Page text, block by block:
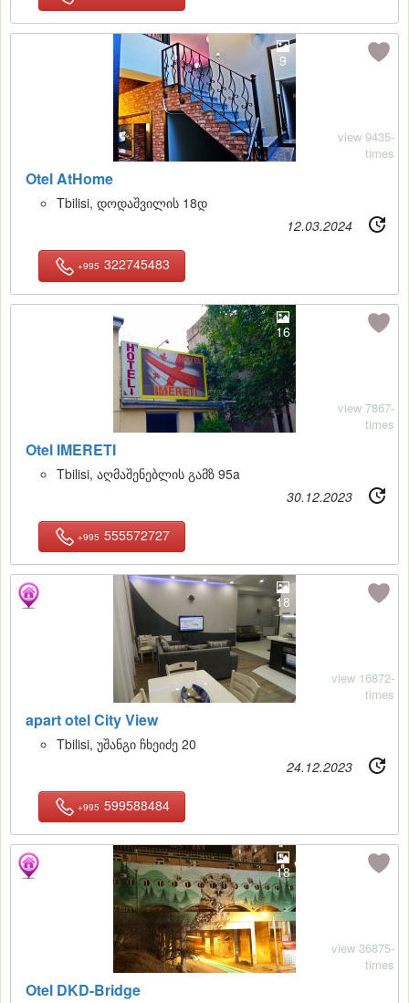
9
Otel AtHome
view 9435-
times
Tbilisi, დოდაშვილის 18დ
12.03.2024
+995 322745483
16
Otel IMERETI
view 7867-
times
Tbilisi, აღმაშენებლის გამზ 95a
30.12.2023
+995 555572727
18
apart otel City View
view 16872-
times
Tbilisi, უშანგი ჩხეიძე 20
24.12.2023
+995 599588484
18
Otel DKD-Bridge
view 36875-
times